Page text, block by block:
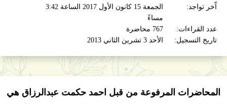
اّخر تواجد:
الجمعة 15 كانون الأول 2017 الساعة 3:42
مساءً
عدد القراءات:
767 محاضرة
تاريخ التسجيل:
الأحد 3 تشرين الثاني 2013
المحاضرات المرفوعة من قبل احمد حكمت عبدالرزاق هي